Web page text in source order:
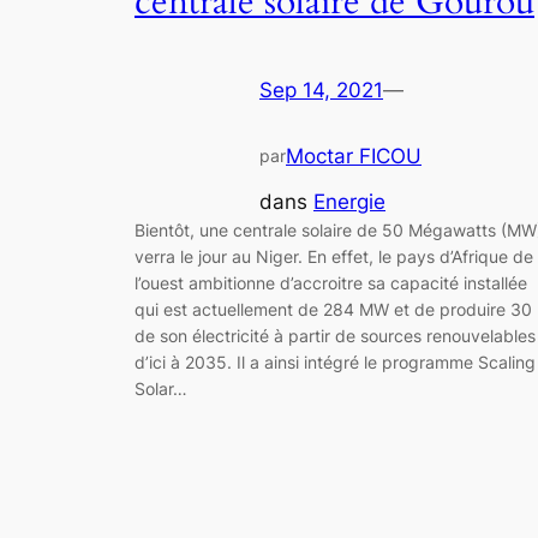
Sep 14, 2021—
parMoctar FICOU
dans Energie
Bientôt, une centrale solaire de 50 Mégawatts
verra le jour au Niger. En effet, le pays d’Afrique de
l’ouest ambitionne d’accroitre sa capacité installée
qui est actuellement de 284 MW et de produire 30
de son électricité à partir de sources renouvelables
d’ici à 2035. Il a ainsi intégré le programme Scaling
Solar…